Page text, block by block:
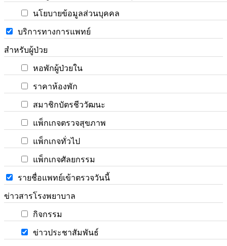
นโยบายข้อมูลส่วนบุคคล
บริการทางการแพทย์
สำหรับผู้ป่วย
หอพักผู้ป่วยใน
ราคาห้องพัก
สมาชิกบัตรชีววัฒนะ
แพ็กเกจตรวจสุขภาพ
แพ็กเกจทั่วไป
แพ็กเกจศัลยกรรม
รายชื่อแพทย์เข้าตรวจวันนี้
ข่าวสารโรงพยาบาล
กิจกรรม
ข่าวประชาสัมพันธ์